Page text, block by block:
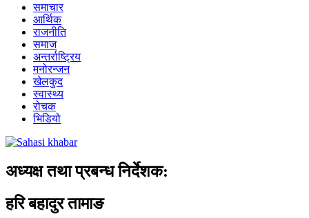
समाचार
आर्थिक
राजनीति
समाज
अन्तर्राष्ट्रिय
मनोरन्जन
खेलकुद
स्वास्थ्य
रोचक
भिडियो
अध्यक्ष तथा प्रबन्ध निर्देशक:
हरि बहादुर तामाङ